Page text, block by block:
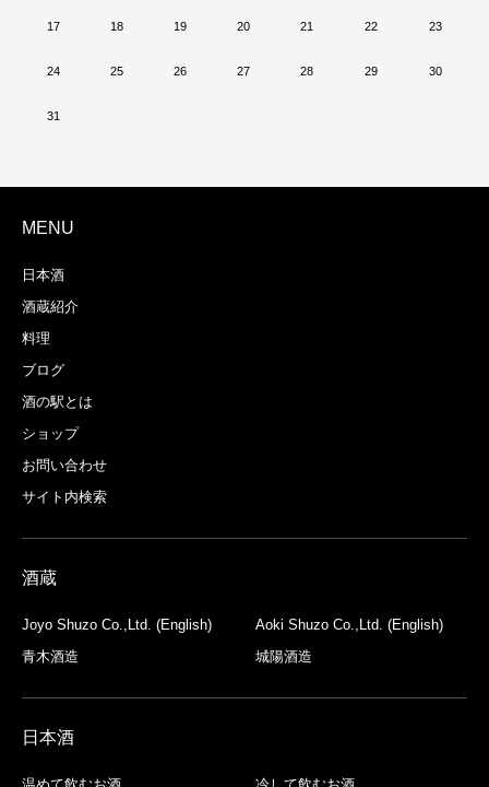
17 18 19 20 21 22 23
24 25 26 27 28 29 30
31
MENU
日本酒
酒蔵紹介
料理
ブログ
酒の駅とは
ショップ
お問い合わせ
サイト内検索
酒蔵
Joyo Shuzo Co.,Ltd. (English)
Aoki Shuzo Co.,Ltd. (English)
青木酒造
城陽酒造
日本酒